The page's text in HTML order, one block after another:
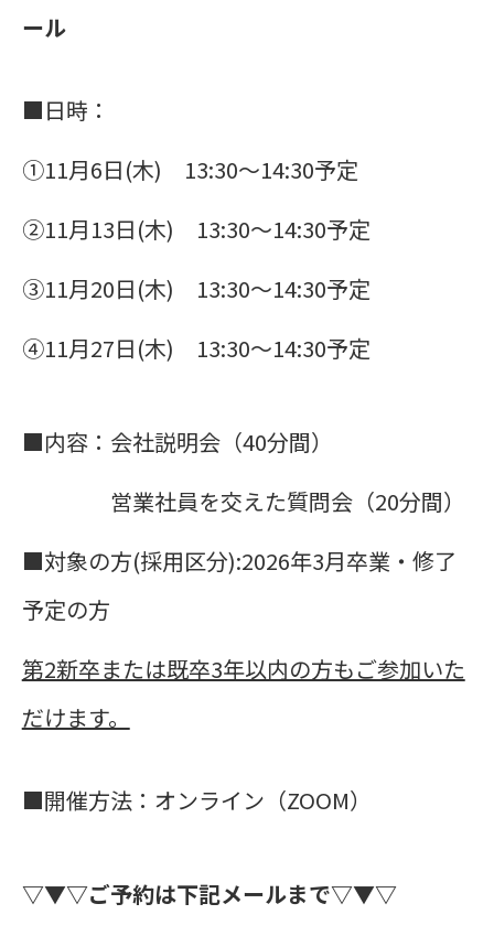
ール
■日時：
①11月6日(木) 13:30～14:30予定
②11月13日(木) 13:30～14:30予定
③11月20日(木) 13:30～14:30予定
④11月27日(木) 13:30～14:30予定
■内容：会社説明会（40分間）
営業社員を交えた質問会（20分間）
■対象の方(採用区分):2026年3月卒業・修了
予定の方
第2新卒または既卒3年以内の方もご参加いた
だけます。
■開催方法：オンライン（ZOOM）
▽▼▽ご予約は下記メールまで▽▼▽